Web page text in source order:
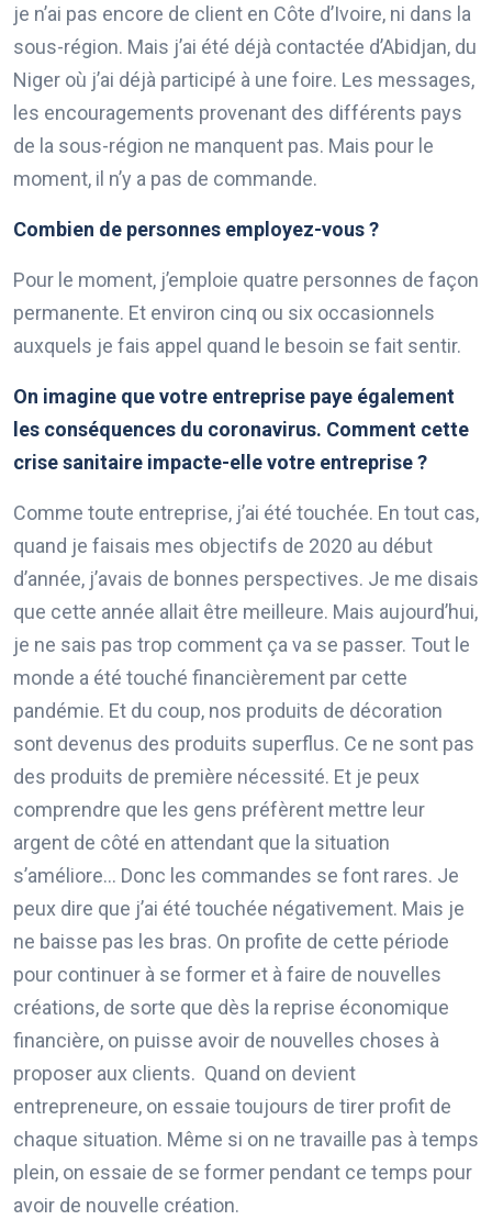
je n’ai pas encore de client en Côte d’Ivoire, ni dans la
sous-région. Mais j’ai été déjà contactée d’Abidjan, du
Niger où j’ai déjà participé à une foire. Les messages,
les encouragements provenant des différents pays
de la sous-région ne manquent pas. Mais pour le
moment, il n’y a pas de commande.
Combien de personnes employez-vous ?
Pour le moment, j’emploie quatre personnes de façon
permanente. Et environ cinq ou six occasionnels
auxquels je fais appel quand le besoin se fait sentir.
On imagine que votre entreprise paye également
les conséquences du coronavirus. Comment cette
crise sanitaire impacte-elle votre entreprise ?
Comme toute entreprise, j’ai été touchée. En tout cas,
quand je faisais mes objectifs de 2020 au début
d’année, j’avais de bonnes perspectives. Je me disais
que cette année allait être meilleure. Mais aujourd’hui,
je ne sais pas trop comment ça va se passer. Tout le
monde a été touché financièrement par cette
pandémie. Et du coup, nos produits de décoration
sont devenus des produits superflus. Ce ne sont pas
des produits de première nécessité. Et je peux
comprendre que les gens préfèrent mettre leur
argent de côté en attendant que la situation
s’améliore… Donc les commandes se font rares. Je
peux dire que j’ai été touchée négativement. Mais je
ne baisse pas les bras. On profite de cette période
pour continuer à se former et à faire de nouvelles
créations, de sorte que dès la reprise économique
financière, on puisse avoir de nouvelles choses à
proposer aux clients. Quand on devient
entrepreneure, on essaie toujours de tirer profit de
chaque situation. Même si on ne travaille pas à temps
plein, on essaie de se former pendant ce temps pour
avoir de nouvelle création.